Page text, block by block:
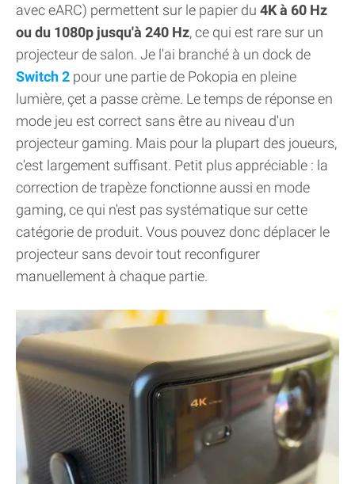
avec eARC) permettent sur le papier du 4K à 60 Hz
ou du 1080p jusqu'à 240 Hz, ce qui est rare sur un
projecteur de salon. Je l'ai branché à un dock de
Switch 2 pour une partie de Pokopia en pleine
lumière, çet a passe crème. Le temps de réponse en
mode jeu est correct sans être au niveau d'un
projecteur gaming. Mais pour la plupart des joueurs,
c'est largement suffisant. Petit plus appréciable : la
correction de trapèze fonctionne aussi en mode
gaming, ce qui n'est pas systématique sur cette
catégorie de produit. Vous pouvez donc déplacer le
projecteur sans devoir tout reconfigurer
manuellement à chaque partie.